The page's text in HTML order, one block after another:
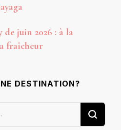
de juin 2026 : à la
fraîcheur
DESTINATION?